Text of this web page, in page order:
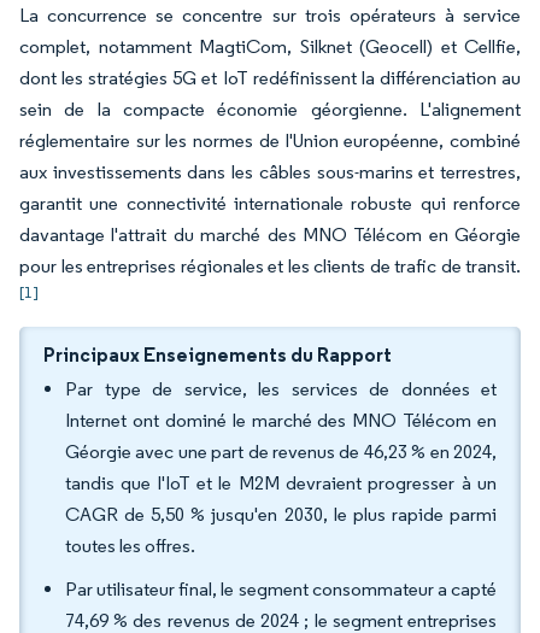
La concurrence se concentre sur trois opérateurs à service
complet, notamment MagtiCom, Silknet (Geocell) et Cellfie,
dont les stratégies 5G et IoT redéfinissent la différenciation au
sein de la compacte économie géorgienne. L'alignement
réglementaire sur les normes de l'Union européenne, combiné
aux investissements dans les câbles sous-marins et terrestres,
garantit une connectivité internationale robuste qui renforce
davantage l'attrait du marché des MNO Télécom en Géorgie
pour les entreprises régionales et les clients de trafic de transit.
[1]
Principaux Enseignements du Rapport
Par type de service, les services de données et
Internet ont dominé le marché des MNO Télécom en
Géorgie avec une part de revenus de 46,23 % en 2024,
tandis que l'IoT et le M2M devraient progresser à un
CAGR de 5,50 % jusqu'en 2030, le plus rapide parmi
toutes les offres.
Par utilisateur final, le segment consommateur a capté
74,69 % des revenus de 2024 ; le segment entreprises